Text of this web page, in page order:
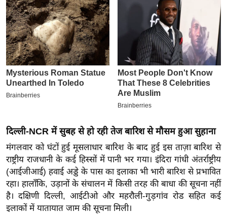
इ
म
ई
-
पे
प
र
ल
बे
मि
सा
ल
दिल्ली-NCR में सुबह से हो रही तेज बारिश से मौसम हुआ सुहाना
मंगलवार को घंटों हुई मूसलाधार बारिश के बाद हुई इस ताज़ा बारिश से
राष्ट्रीय राजधानी के कई हिस्सों में पानी भर गया। इंदिरा गांधी अंतर्राष्ट्रीय
(आईजीआई) हवाई अड्डे के पास का इलाका भी भारी बारिश से प्रभावित
रहा। हालाँकि, उड़ानों के संचालन में किसी तरह की बाधा की सूचना नहीं
है। दक्षिणी दिल्ली, आईटीओ और महरौली-गुड़गांव रोड सहित कई
इलाकों में यातायात जाम की सूचना मिली।